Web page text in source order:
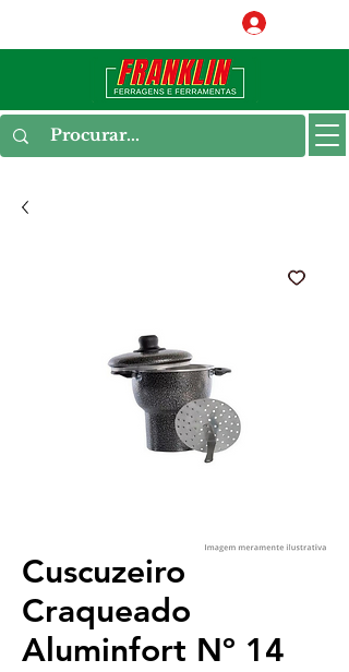
Cuscuzeiro
Craqueado
Aluminfort Nº 14